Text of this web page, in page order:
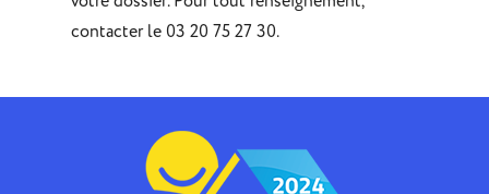
contacter le 03 20 75 27 30.